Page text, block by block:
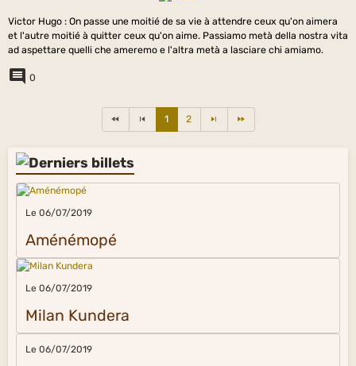
Victor Hugo : On passe une moitié de sa vie à attendre ceux qu'on aimera
et l'autre moitié à quitter ceux qu'on aime. Passiamo metà della nostra vita
ad aspettare quelli che ameremo e l'altra metà a lasciare chi amiamo.
0
1 2
Le 06/07/2019
Aménémopé
Le 06/07/2019
Milan Kundera
Le 06/07/2019